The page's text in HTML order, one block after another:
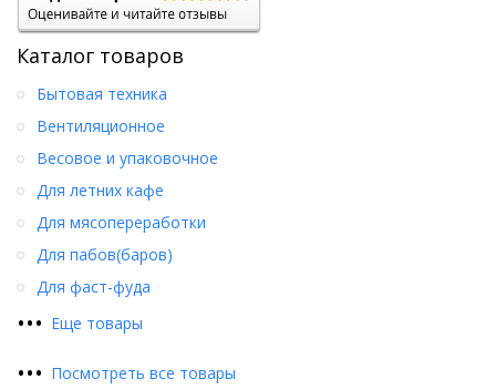
Каталог товаров
••• Еще товары
Бытовая техника
Вентиляционное
Весовое и упаковочное
Для летних кафе
Для мясопереработки
Для пабов(баров)
Для фаст-фуда
••• Посмотреть все товары